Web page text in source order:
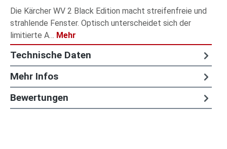
Die Kärcher WV 2 Black Edition macht streifenfreie und
strahlende Fenster. Optisch unterscheidet sich der
limitierte A… Mehr
Technische Daten
Mehr Infos
Bewertungen